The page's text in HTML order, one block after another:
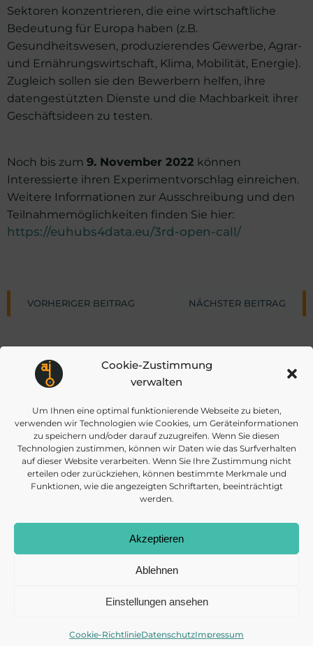
Cookie-Zustimmung
verwalten
Um Ihnen eine optimal funktionierende Webseite zu bieten,
verwenden wir Technologien wie Cookies, um Geräteinformationen
zu speichern und/oder darauf zuzugreifen. Wenn Sie diesen
Technologien zustimmen, können wir Daten wie das Surfverhalten
auf dieser Website verarbeiten. Wenn Sie Ihre Zustimmung nicht
erteilen oder zurückziehen, können bestimmte Merkmale und
Funktionen, wie die angezeigten Schriftarten, beeinträchtigt
werden.
Akzeptieren
Ablehnen
Einstellungen ansehen
Cookie-RichtlinieDatenschutzImpressum
Sektoren konzentrieren, die eine wirtschaftliche
Bedeutung für Europa haben (z.B.
Gesundheitswesen, produzierendes Gewerbe, Agrar-
und Ernährungswirtschaft, Klima, Mobilität, Energie).
Zugleich sollen sie den Bewerbern helfen, ihre
datengestützten Dienste und die Machbarkeit ihrer
Geschäftsideen zu testen.
Noch bis zum 9. November 2022 können
Interessierte ihren Experimentvorschlag einreichen.
Weitere Informationen zur Ausschreibung und den
Teilnahmemöglichkeiten finden Sie hier:
https://euhubs4data.eu/3rd-open-call/
Post
navigation
VORHERIGER BEITRAG
Post
NÄCHSTER BEITRAG
Appelstr. 4
30167 Hannover
info@daisec.de
Kontakt aufnehmen
DATENSCHUTZ